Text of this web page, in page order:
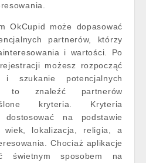
OkCupid może dopasować
partnerów, którzy
i wartości. Po
możesz rozpocząć
i szukanie potencjalnych
to znaleźć partnerów
kryteria. Kryteria
dostosować na podstawie
wiek, lokalizacja, religia, a
Chociaż aplikacje
świetnym sposobem na